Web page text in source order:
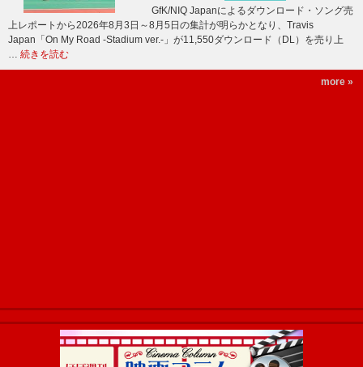
GfK/NIQ Japanによるダウンロード・ソング売
上レポートから2026年8月3日～8月5日の集計が明らかとなり、Travis
Japan「On My Road -Stadium ver.-」が11,550ダウンロード（DL）を売り上
… 続きを読む
more »